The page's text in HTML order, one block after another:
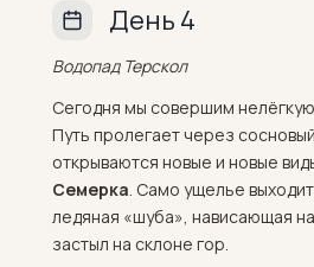
День 4
Водопад Терскол
Сегодня мы совершим
Путь пролегает через
открываются новые и новые
Семерка . Само ущелье
ледяная «шуба», нависающая
застыл на склоне гор.